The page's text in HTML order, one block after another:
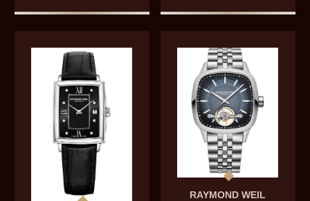
RAYMOND WEIL